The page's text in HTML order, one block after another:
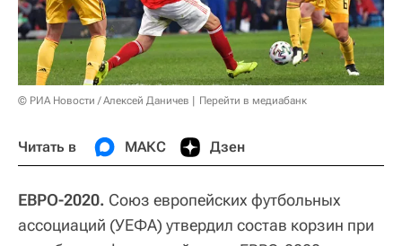
© РИА Новости / Алексей Даничев Перейти в медиабанк
Читать в МАКС Дзен
ЕВРО-2020. Союз европейских футбольных
ассоциаций (УЕФА) утвердил состав корзин при